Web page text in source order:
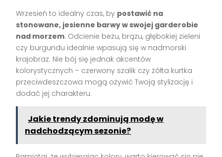
Wrzesień to idealny czas, by postawić na
stonowane, jesienne barwy w swojej garderobie
nad morzem. Odcienie beżu, brązu, głębokiej zieleni
czy burgundu idealnie wpasują się w nadmorski
krajobraz. Nie bój się jednak akcentów
kolorystycznych – czerwony szalik czy żółta kurtka
przeciwdeszczowa mogą ożywić Twoją stylizację i
dodać jej charakteru.
Jakie trendy zdominują modę w
nadchodzącym sezonie?